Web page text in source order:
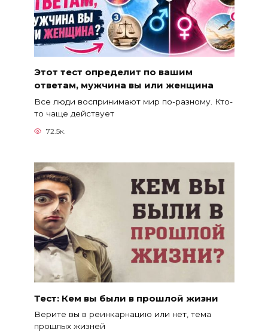
Этот тест определит по вашим
ответам, мужчина вы или женщина
Все люди воспринимают мир по-разному. Кто-
то чаще действует
72.5к.
Тест: Кем вы были в прошлой жизни
Верите вы в реинкарнацию или нет, тема
прошлых жизней